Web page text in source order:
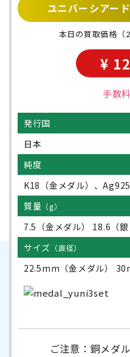
ユニバーシアー
本日の買取価格
¥
手数
発行国
日本
純度
K18（金メダル）、Ag925
質量 （g）
7.5（金メダル） 18.6（銀
サイズ （直径）
22.5mm（金メダル）
ご注意：銅メダ